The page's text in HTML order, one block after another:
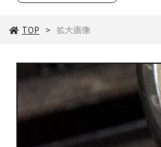
TOP 拡大画像